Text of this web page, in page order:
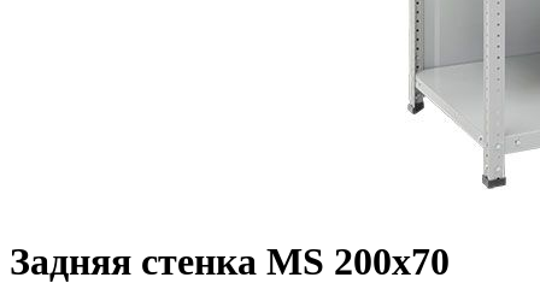
Задняя стенка MS 200x70